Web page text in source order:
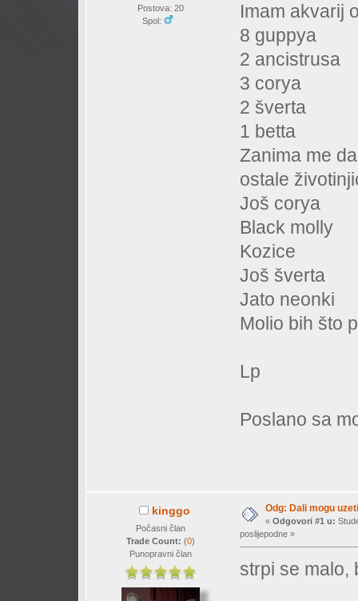
Postova: 20
Spol:
Imam akvarij
8 guppya
2 ancistrusa
3 corya
2 šverta
1 betta
Zanima me
ostale
Još corya
Black molly
Kozice
Još šverta
Jato neonki
Molio bih što
Lp
Poslano sa
kinggo
Počasni član
Trade Count: (0)
Punopravni član
Odg: Dali mogu
« Odgovori #1 u:
poslijepodne »
strpi se malo,